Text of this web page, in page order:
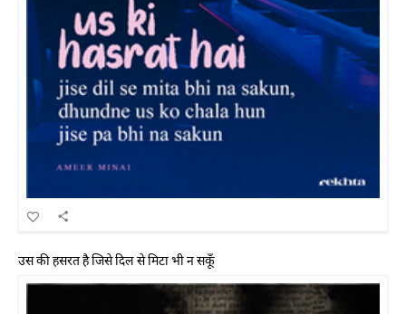
उस की हसरत है जिसे दिल से मिटा भी न सकूँ